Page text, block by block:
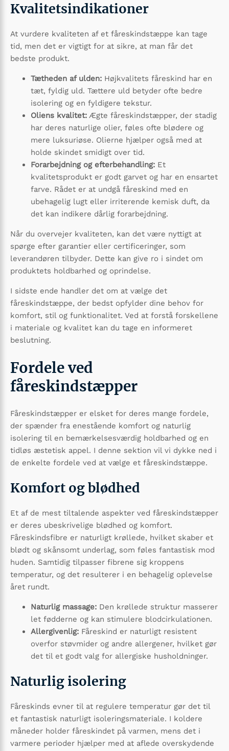
Kvalitetsindikationer
At vurdere kvaliteten af et fåreskindstæppe kan tage
tid, men det er vigtigt for at sikre, at man får det
bedste produkt.
Tætheden af ulden: Højkvalitets fåreskind har en
tæt, fyldig uld. Tættere uld betyder ofte bedre
isolering og en fyldigere tekstur.
Oliens kvalitet: Ægte fåreskindstæpper, der stadig
har deres naturlige olier, føles ofte blødere og
mere luksuriøse. Olierne hjælper også med at
holde skindet smidigt over tid.
Forarbejdning og efterbehandling: Et
kvalitetsprodukt er godt garvet og har en ensartet
farve. Rådet er at undgå fåreskind med en
ubehagelig lugt eller irriterende kemisk duft, da
det kan indikere dårlig forarbejdning.
Når du overvejer kvaliteten, kan det være nyttigt at
spørge efter garantier eller certificeringer, som
leverandøren tilbyder. Dette kan give ro i sindet om
produktets holdbarhed og oprindelse.
I sidste ende handler det om at vælge det
fåreskindstæppe, der bedst opfylder dine behov for
komfort, stil og funktionalitet. Ved at forstå forskellene
i materiale og kvalitet kan du tage en informeret
beslutning.
Fordele ved
fåreskindstæpper
Fåreskindstæpper er elsket for deres mange fordele,
der spænder fra enestående komfort og naturlig
isolering til en bemærkelsesværdig holdbarhed og en
tidløs æstetisk appel. I denne sektion vil vi dykke ned i
de enkelte fordele ved at vælge et fåreskindstæppe.
Komfort og blødhed
Et af de mest tiltalende aspekter ved fåreskindstæpper
er deres ubeskrivelige blødhed og komfort.
Fåreskindsfibre er naturligt krøllede, hvilket skaber et
blødt og skånsomt underlag, som føles fantastisk mod
huden. Samtidig tilpasser fibrene sig kroppens
temperatur, og det resulterer i en behagelig oplevelse
året rundt.
Naturlig massage: Den krøllede struktur masserer
let fødderne og kan stimulere blodcirkulationen.
Allergivenlig: Fåreskind er naturligt resistent
overfor støvmider og andre allergener, hvilket gør
det til et godt valg for allergiske husholdninger.
Naturlig isolering
Fåreskinds evner til at regulere temperatur gør det til
et fantastisk naturligt isoleringsmateriale. I koldere
måneder holder fåreskindet på varmen, mens det i
varmere perioder hjælper med at aflede overskydende